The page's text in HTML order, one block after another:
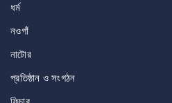
ধর্ম
নওগাঁ
নাটোর
প্রতিষ্ঠান ও সংগঠন